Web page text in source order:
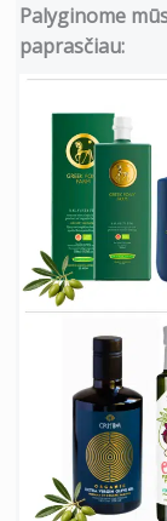
Palyginome
paprasčiau: